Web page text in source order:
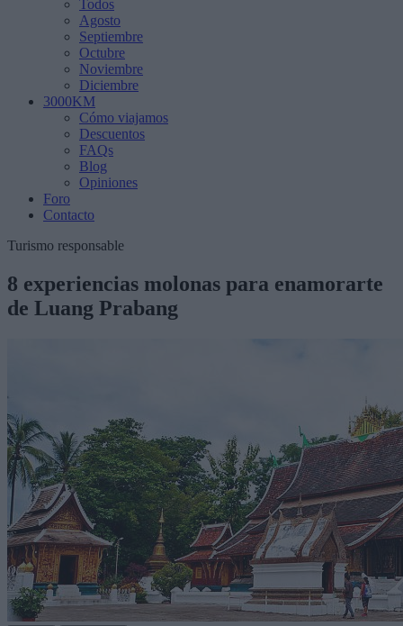
Todos
Agosto
Septiembre
Octubre
Noviembre
Diciembre
3000KM
Cómo viajamos
Descuentos
FAQs
Blog
Opiniones
Foro
Contacto
Turismo responsable
8 experiencias molonas para enamorarte
de Luang Prabang